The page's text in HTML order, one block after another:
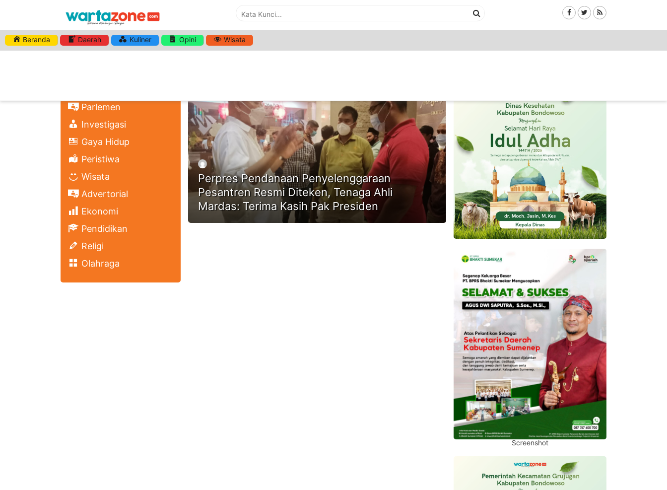
Beranda Daerah Kuliner Opini Wisata
Parlemen
Investigasi
Gaya Hidup
Peristiwa
Wisata
Advertorial
Ekonomi
Pendidikan
Religi
Olahraga
HASHTAG:WAKIL KETUA KOMISI VIII FPKB DPR RI
Perpres Pendanaan Penyelenggaraan
Pesantren Resmi Diteken, Tenaga Ahli
Mardas: Terima Kasih Pak Presiden
Screenshot